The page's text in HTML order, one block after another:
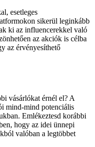
esetleges
sikerül leginkább
ki az influencerekkel való
az akciók is célba
az érvényesíthető
vásárlókat érnél el? A
mind-mind potenciális
Emlékeztesd korábbi
hogy az idei ünnepi
valóban a legtöbbet